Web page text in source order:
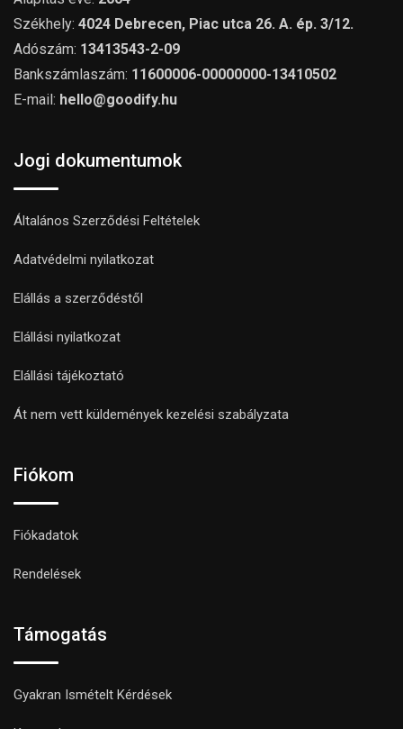
Székhely: 4024 Debrecen, Piac utca 26. A. ép. 3/12.
Adószám: 13413543-2-09
Bankszámlaszám: 11600006-00000000-13410502
E-mail: hello@goodify.hu
Jogi dokumentumok
Általános Szerződési Feltételek
Adatvédelmi nyilatkozat
Elállás a szerződéstől
Elállási nyilatkozat
Elállási tájékoztató
Át nem vett küldemények kezelési szabályzata
Fiókom
Fiókadatok
Rendelések
Támogatás
Gyakran Ismételt Kérdések